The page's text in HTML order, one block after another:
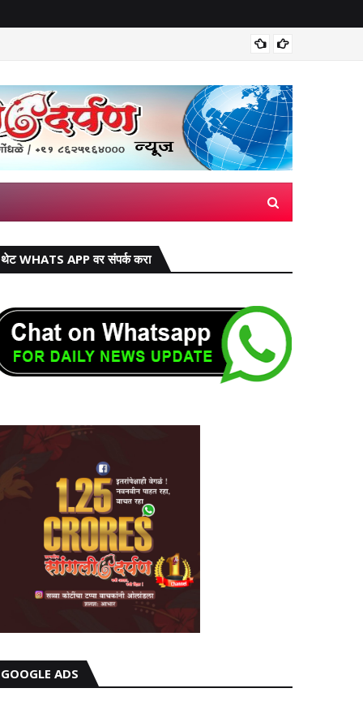
थेट WHATS APP वर संपर्क करा
GOOGLE ADS